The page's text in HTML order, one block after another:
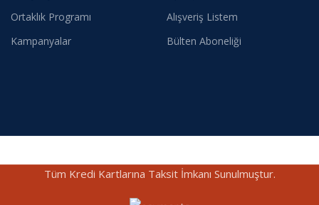
Ortaklık Programı
Kampanyalar
Alışveriş Listem
Bülten Aboneliği
Tüm Kredi Kartlarına Taksit İmkanı Sunulmuştur.